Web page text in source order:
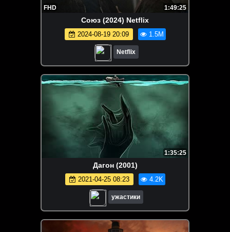
FHD 1:49:25
Союз (2024) Netflix
2024-08-19 20:09 1.5M
Netflix
1:35:25
Дагон (2001)
2021-04-25 08:23 4.2K
ужастики